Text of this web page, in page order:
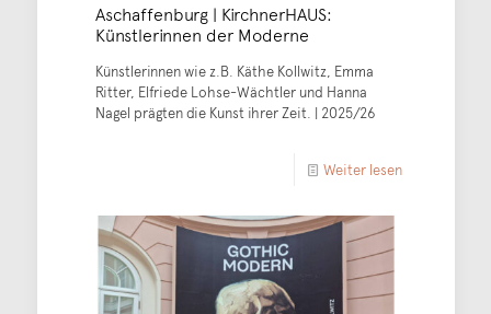
Aschaffenburg | KirchnerHAUS:
Künstlerinnen der Moderne
Künstlerinnen wie z.B. Käthe Kollwitz, Emma
Ritter, Elfriede Lohse-Wächtler und Hanna
Nagel prägten die Kunst ihrer Zeit. | 2025/26
Weiter lesen